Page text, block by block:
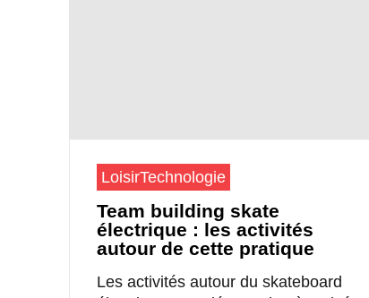
LoisirTechnologie
Team building skate
électrique : les activités
autour de cette pratique
Les activités autour du skateboard